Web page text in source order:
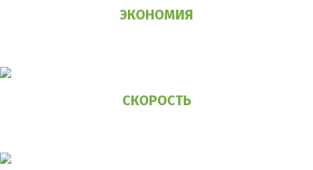
ЭКОНОМИЯ
СКОРОСТЬ